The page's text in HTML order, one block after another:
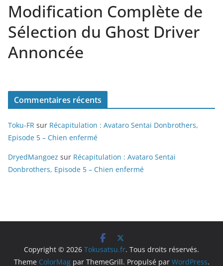
Modification Complète de
Sélection du Ghost Driver
Annoncée
Commentaires récents
Toku-FR sur Récapitulation : Avataro Sentai Donbrothers,
Episode 5 – Chien enfermé
DryedMangoez sur Récapitulation : Avataro Sentai
Donbrothers, Episode 5 – Chien enfermé
Copyright © 2026 Tokusatsu.fr. Tous droits réservés.
Theme ColorMagpar ThemeGrill. Propulsé par WordPress.